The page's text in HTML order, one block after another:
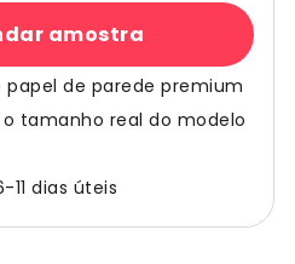
amostra
papel de parede premium
tamanho real do modelo
dias úteis